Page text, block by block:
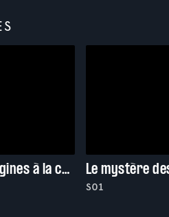
Les Aztèques, des origines à la chute
S01